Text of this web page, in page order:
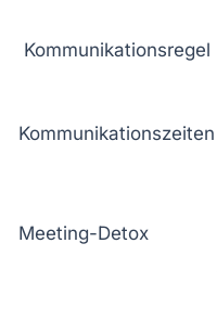
Kommunikationsregel
Kommunikationszeiten
Meeting-Detox